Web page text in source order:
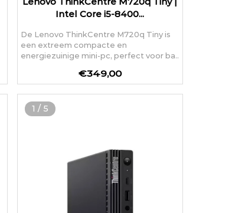
Intel Core i5-8400...
De Lenovo ThinkCentre M720q Tiny is
een extreem compacte en
energiezuinige mini-pc, perfect voor ba..
€349,00
1 / 5